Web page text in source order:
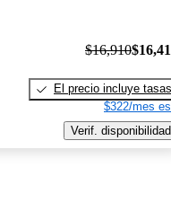
$16,910
El precio incluye tasas
$322/mes
Verif. disponibilidad